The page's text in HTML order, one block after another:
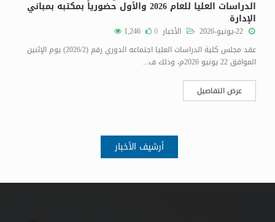
الدراسات العليا للعام 2026 والأول حضورياً بمكتبه بمباني
الإدارة
الأخبار 0
1,246
عقد مجلس كلية الدراسات العليا اجتماعه الدوري رقم (2026/2) يوم الإثنين
الموافق 22 يونيو 2026م، وذلك ف...
عرض التفاصيل
أرشيف الأخبار